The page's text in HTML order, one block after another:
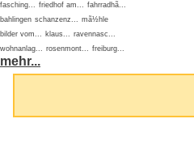
fasching... friedhof am... fahrradhã...
bahlingen schanzenz... mã½hle
bilder vom... klaus... ravennasc...
wohnanlag... rosenmont... freiburg...
mehr...